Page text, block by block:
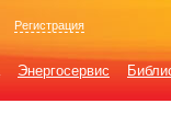
Регистрация
Энергосервис